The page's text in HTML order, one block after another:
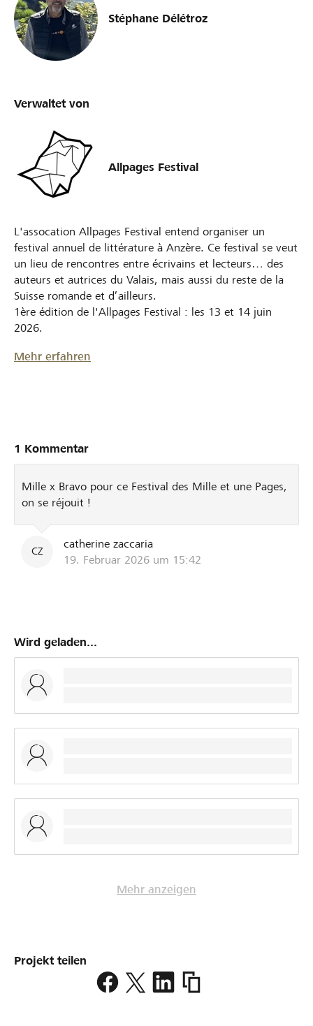
Stéphane Délétroz
Verwaltet von
Allpages Festival
L'assocation Allpages Festival entend organiser un
festival annuel de littérature à Anzère. Ce festival se veut
un lieu de rencontres entre écrivains et lecteurs… des
auteurs et autrices du Valais, mais aussi du reste de la
Suisse romande et d’ailleurs.
1ère édition de l'Allpages Festival : les 13 et 14 juin
2026.
Mehr erfahren
1 Kommentar
Mille x Bravo pour ce Festival des Mille et une Pages,
on se réjouit !
CZ
catherine zaccaria
19. Februar 2026 um 15:42
Wird geladen...
Mehr anzeigen
Projekt teilen
https://
festival-